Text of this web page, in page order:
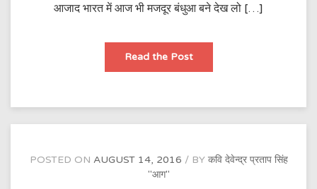
आजाद भारत में आज भी मजदूर बंधुआ बने देख लो […]
Read the Postसच
मिली
POSTED ON AUGUST 14, 2016 BY कवि देवेन्द्र प्रताप सिंह
"आग"